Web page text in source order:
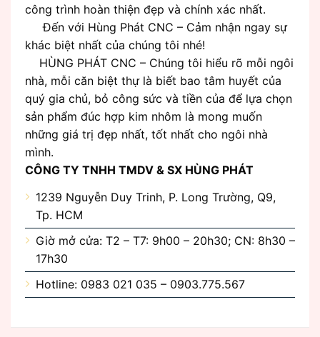
công trình hoàn thiện đẹp và chính xác nhất.
Đến với Hùng Phát CNC – Cảm nhận ngay sự
khác biệt nhất của chúng tôi nhé!
HÙNG PHÁT CNC – Chúng tôi hiểu rõ mỗi ngôi
nhà, mỗi căn biệt thự là biết bao tâm huyết của
quý gia chủ, bỏ công sức và tiền của để lựa chọn
sản phẩm đúc hợp kim nhôm là mong muốn
những giá trị đẹp nhất, tốt nhất cho ngôi nhà
mình.
CÔNG TY TNHH TMDV & SX HÙNG PHÁT
1239 Nguyễn Duy Trinh, P. Long Trường, Q9,
Tp. HCM
Giờ mở cửa: T2 – T7: 9h00 – 20h30; CN: 8h30 –
17h30
Hotline: 0983 021 035 – 0903.775.567